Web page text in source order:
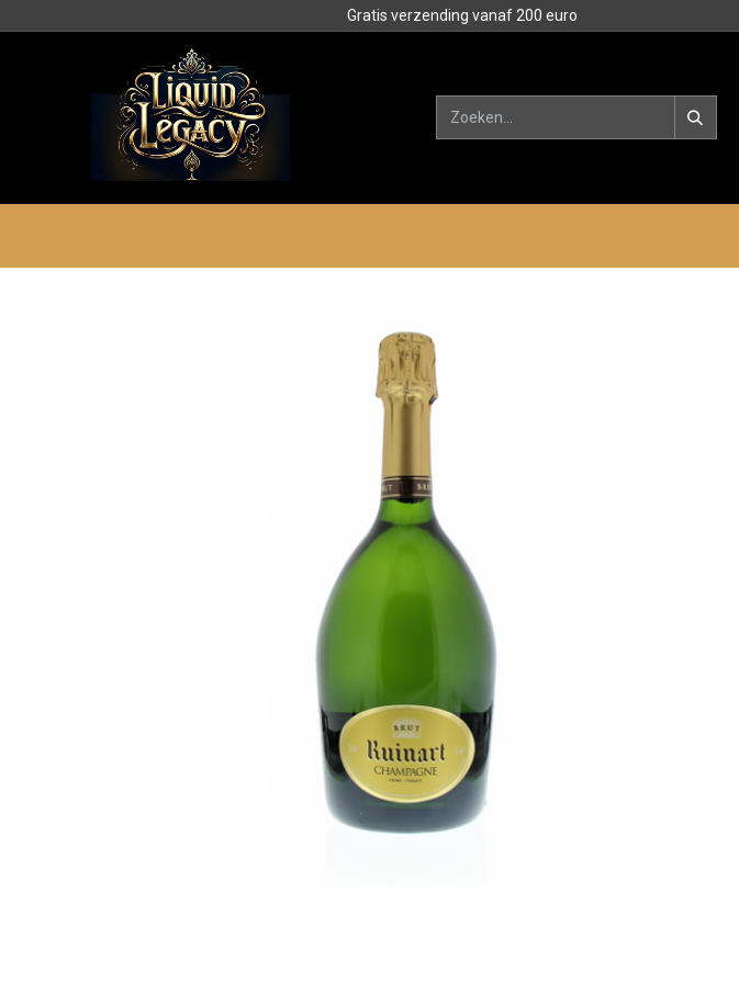
Gratis verzending vanaf 200 euro